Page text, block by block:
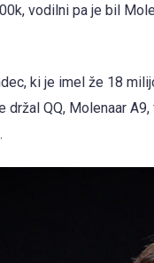
vodilni pa je bil
ki je imel že 18
QQ, Molenaar